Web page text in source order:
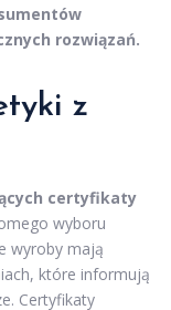
rozwiązań.
z
certyfikaty
wyboru
wyroby mają
które informują
Certyfikaty